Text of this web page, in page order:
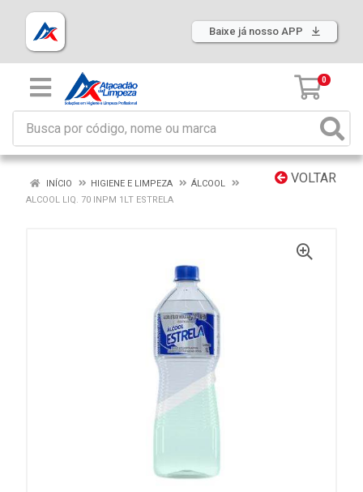
Baixe já nosso APP
0
VOLTAR
INÍCIO HIGIENE E LIMPEZA
ÁLCOOL
ALCOOL LIQ. 70 INPM 1LT ESTRELA